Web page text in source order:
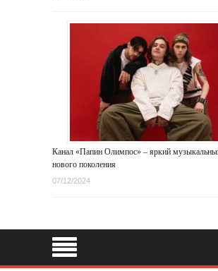
Канал «Папин Олимпос» – яркий
нового поколения
07/12/2024